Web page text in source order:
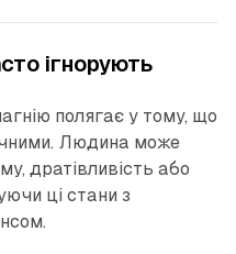
ігнорують
полягає у тому, що
Людина може
дратівливість або
ці стани з